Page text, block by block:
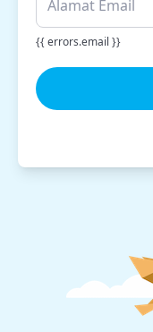
{{ errors.email }}